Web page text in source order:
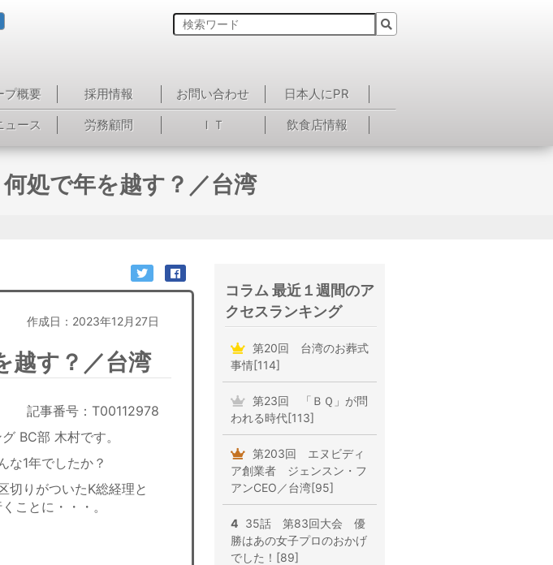
プ概要 採用情報 お問い合わせ
日本人にPR
ュース 労務顧問 ＩＴ 飲食店情報
で年を越す？／台湾
作成日：2023年12月27日
す？／台湾
記事番号：T00112978
BC部 木村です。
1年でしたか？
りがついたK総経理と
ことに・・・。
コラム 最近１週間のア
クセスランキング
第20回 台湾のお葬式
事情[114]
第23回 「ＢＱ」が問
われる時代[113]
第203回 エヌビディ
ア創業者 ジェンスン・フ
アンCEO／台湾[95]
4 35話 第83回大会 優
勝はあの女子プロのおかげ
でした！[89]